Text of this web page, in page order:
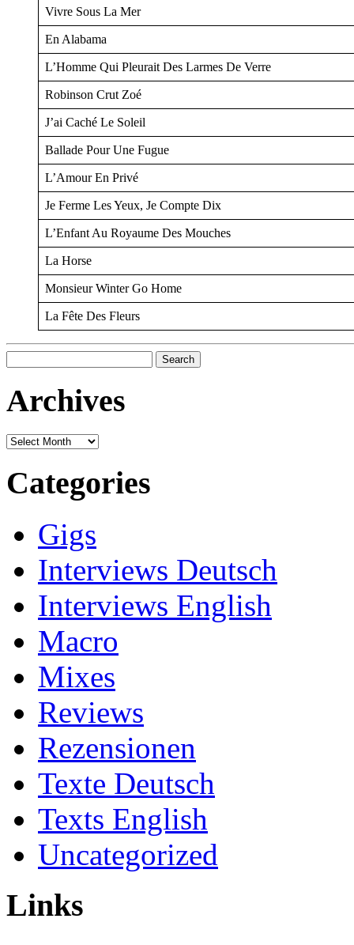
Vivre Sous La Mer
En Alabama
L’Homme Qui Pleurait Des Larmes De Verre
Robinson Crut Zoé
J’ai Caché Le Soleil
Ballade Pour Une Fugue
L’Amour En Privé
Je Ferme Les Yeux, Je Compte Dix
L’Enfant Au Royaume Des Mouches
La Horse
Monsieur Winter Go Home
La Fête Des Fleurs
for:
Archives
Archives
Categories
Gigs
Interviews Deutsch
Interviews English
Macro
Mixes
Reviews
Rezensionen
Texte Deutsch
Texts English
Uncategorized
Links